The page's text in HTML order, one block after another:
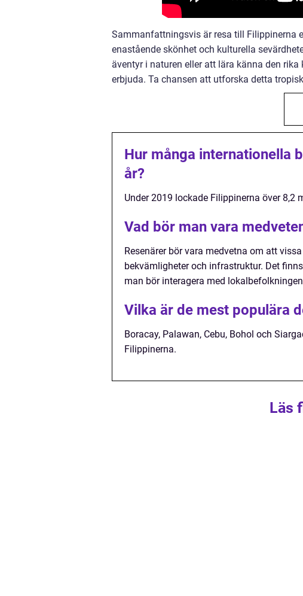
Sammanfattningsvis är resa till Filippinerna
enastående skönhet och kulturella
äventyr i naturen eller att lära känna den
erbjuda. Ta chansen att utforska detta
Hur många internationella
år?
Under 2019 lockade Filippinerna över 8,2
Vad bör man vara
Resenärer bör vara medvetna om att
bekvämligheter och infrastruktur. Det
man bör interagera med
Vilka är de mest populära
Boracay, Palawan, Cebu, Bohol och
Filippinerna.
Läs